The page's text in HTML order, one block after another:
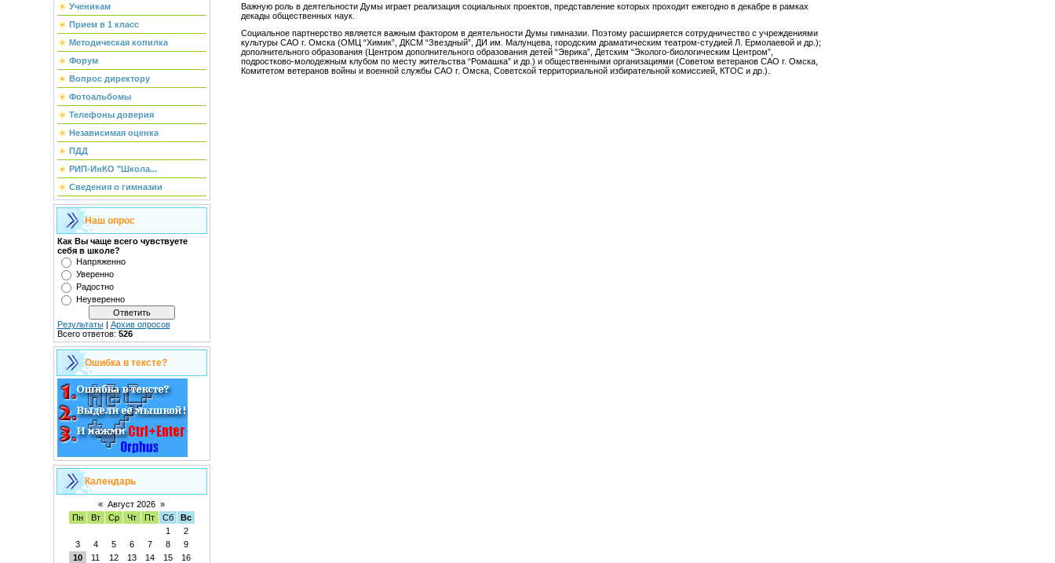
Ученикам
Прием в 1 класс
Методическая копилка
Форум
Вопрос директору
Фотоальбомы
Телефоны доверия
Независимая оценка
ПДД
РИП-ИнКО "Школа...
Сведения о гимназии
Наш опрос
Как Вы чаще всего чувствуете
себя в школе?
Напряженно
Уверенно
Радостно
Неуверенно
Результаты| Архив опросов
Всего ответов: 526
Ошибка в тексте?
Календарь
« Август 2026 »
Пн
Вт Ср Чт Пт Сб
Вс
1
2
3
4 5 6 7 8
9
10
11 12 13 14 15
16
Важную роль в деятельности Думы играет реализация социальных проектов, представление которых проходит ежегодно в декабре в рамках
декады общественных наук.
Социальное партнерство является важным фактором в деятельности Думы гимназии. Поэтому расширяется сотрудничество с учреждениями
культуры САО г. Омска (ОМЦ “Химик”, ДКСМ “Звездный”, ДИ им. Малунцева, городским драматическим театром-студией Л. Ермолаевой и др.);
дополнительного образования (Центром дополнительного образования детей “Эврика”, Детским “Эколого-биологическим Центром”,
подростково-молодежным клубом по месту жительства “Ромашка” и др.) и общественными организациями (Советом ветеранов САО г. Омска,
Комитетом ветеранов войны и военной службы САО г. Омска, Советской территориальной избирательной комиссией, КТОС и др.).